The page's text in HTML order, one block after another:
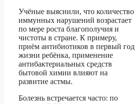
Учёные выяснили, что количество
иммунных нарушений возрастает
по мере роста благополучия и
чистоты в стране. К примеру,
приём антибиотиков в первый год
жизни ребёнка, применение
антибактериальных средств
бытовой химии влияют на
развитие астмы.
Болезнь встречается часто: по